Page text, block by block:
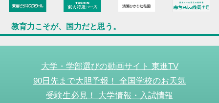
教育力こそが、国力だと思う。
大学・学部選びの動画サイト 東進TV
90日先まで大胆予報！ 全国学校のお天気
受験生必見！ 大学情報・入試情報